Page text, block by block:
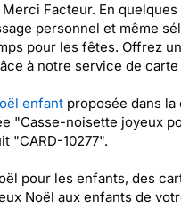
Facteur. En
personnel et même
pour les fêtes. Offrez
à notre service de carte
enfantproposée dans la
"Casse-noisette joyeux
"CARD-10277".
pour les enfants, des
Noël aux enfants de